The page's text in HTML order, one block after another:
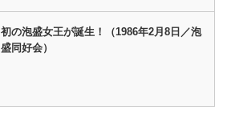
初の泡盛女王が誕生！（1986年2月8日／泡
盛同好会）